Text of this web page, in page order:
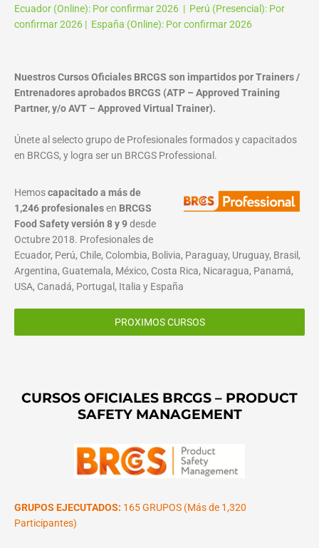
Ecuador (Online): Por confirmar 2026 | Perú (Presencial): Por
confirmar 2026 | España (Online): Por confirmar 2026
Nuestros Cursos Oficiales BRCGS son impartidos por Trainers /
Entrenadores aprobados BRCGS (ATP – Approved Training
Partner, y/o AVT – Approved Virtual Trainer).
Únete al selecto grupo de Profesionales formados y capacitados
en BRCGS, y logra ser un BRCGS Professional.
Hemoscapacitado a más de
1,246 profesionalesen BRCGS
Food Safety versión 8 y 9desde
Octubre 2018. Profesionales de
Ecuador, Perú, Chile, Colombia, Bolivia, Paraguay, Uruguay, Brasil,
Argentina, Guatemala, México, Costa Rica, Nicaragua, Panamá,
USA, Canadá, Portugal, Italia y España
PROXIMOS CURSOS
CURSOS OFICIALES BRCGS – PRODUCT
SAFETY MANAGEMENT
GRUPOS EJECUTADOS: 165 GRUPOS (Más de 1,320
Participantes)